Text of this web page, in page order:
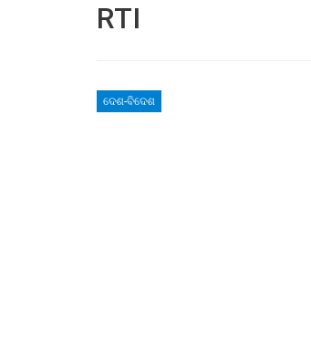
RTI
ଦେଶ-ବିଦେଶ